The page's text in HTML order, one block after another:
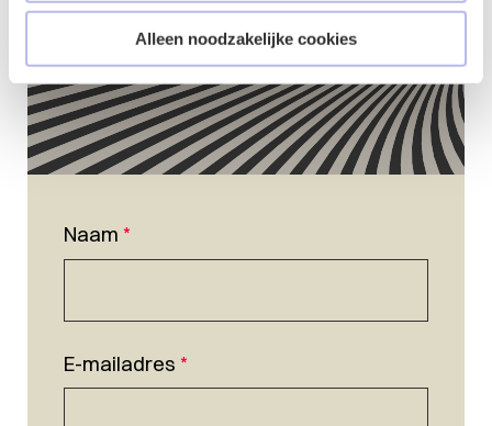
Alleen noodzakelijke cookies
Naam *
E-mailadres *